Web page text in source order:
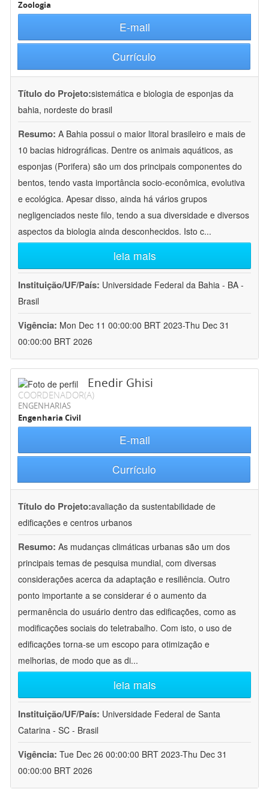
Zoologia
E-mail
Currículo
Título do Projeto:sistemática e biologia de esponjas da
bahia, nordeste do brasil
Resumo: A Bahia possui o maior litoral brasileiro e mais de
10 bacias hidrográficas. Dentre os animais aquáticos, as
esponjas (Porifera) são um dos principais componentes do
bentos, tendo vasta importância socio-econômica, evolutiva
e ecológica. Apesar disso, ainda há vários grupos
negligenciados neste filo, tendo a sua diversidade e diversos
aspectos da biologia ainda desconhecidos. Isto c...
leia mais
Instituição/UF/País: Universidade Federal da Bahia - BA -
Brasil
Vigência: Mon Dec 11 00:00:00 BRT 2023-Thu Dec 31
00:00:00 BRT 2026
Enedir Ghisi
COORDENADOR(A)
ENGENHARIAS
Engenharia Civil
E-mail
Currículo
Título do Projeto:avaliação da sustentabilidade de
edificações e centros urbanos
Resumo: As mudanças climáticas urbanas são um dos
principais temas de pesquisa mundial, com diversas
considerações acerca da adaptação e resiliência. Outro
ponto importante a se considerar é o aumento da
permanência do usuário dentro das edificações, como as
modificações sociais do teletrabalho. Com isto, o uso de
edificações torna-se um escopo para otimização e
melhorias, de modo que as di...
leia mais
Instituição/UF/País: Universidade Federal de Santa
Catarina - SC - Brasil
Vigência: Tue Dec 26 00:00:00 BRT 2023-Thu Dec 31
00:00:00 BRT 2026